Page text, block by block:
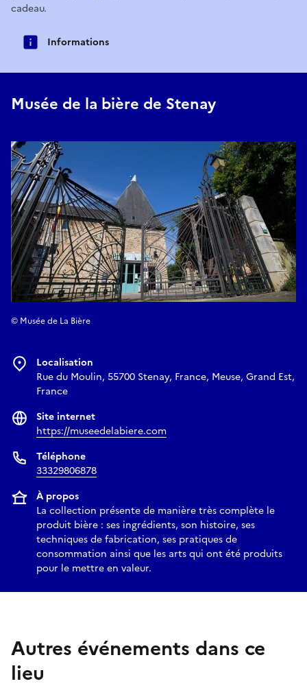
cadeau.
Informations
Musée de la bière de Stenay
© Musée de La Bière
Localisation
Rue du Moulin, 55700 Stenay, France, Meuse, Grand Est,
France
Site internet
https://museedelabiere.com
Téléphone
33329806878
À propos
La collection présente de manière très complète le
produit bière : ses ingrédients, son histoire, ses
techniques de fabrication, ses pratiques de
consommation ainsi que les arts qui ont été produits
pour le mettre en valeur.
Autres événements dans ce
lieu